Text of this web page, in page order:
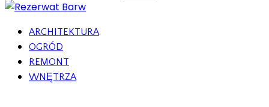
ARCHITEKTURA
OGRÓD
REMONT
WNĘTRZA